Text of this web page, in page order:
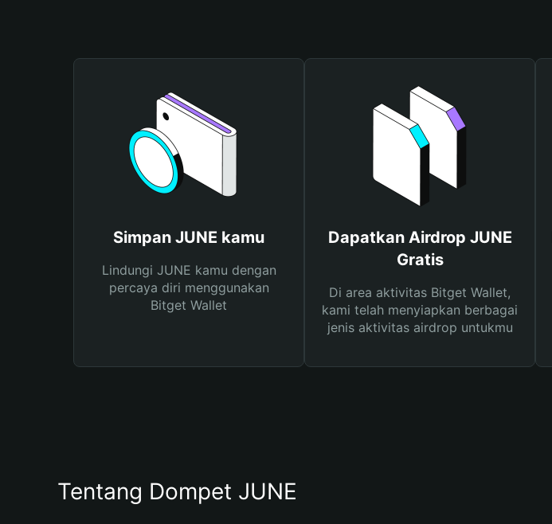
Simpan JUNE kamu
Lindungi JUNE kamu dengan
percaya diri menggunakan
Bitget Wallet
Dapatkan Airdrop JUNE
Gratis
Di area aktivitas Bitget Wallet,
kami telah menyiapkan berbagai
jenis aktivitas airdrop untukmu
Tentang Dompet JUNE